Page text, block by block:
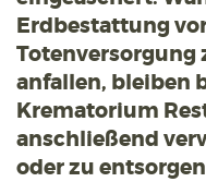
Erdbestattung
Totenversorgung
anfallen, bleiben
Krematorium
anschließend
oder zu